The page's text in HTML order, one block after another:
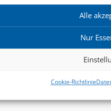
Alle
Nur
Cookie-Richtlinie